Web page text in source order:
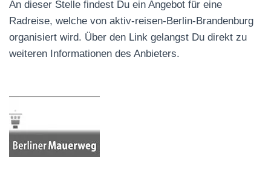
An dieser Stelle findest Du ein Angebot für eine
Radreise, welche von aktiv-reisen-Berlin-Brandenburg
organisiert wird. Über den Link gelangst Du direkt zu
weiteren Informationen des Anbieters.